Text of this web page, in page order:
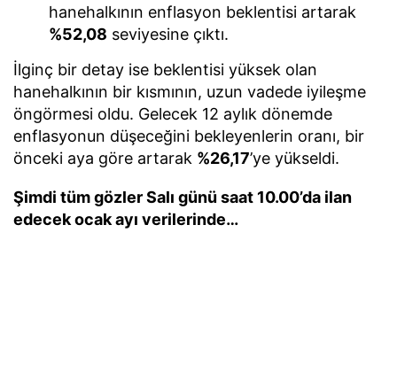
hanehalkının enflasyon beklentisi artarak
%52,08 seviyesine çıktı.
İlginç bir detay ise beklentisi yüksek olan
hanehalkının bir kısmının, uzun vadede iyileşme
öngörmesi oldu. Gelecek 12 aylık dönemde
enflasyonun düşeceğini bekleyenlerin oranı, bir
önceki aya göre artarak %26,17’ye yükseldi.
Şimdi tüm gözler Salı günü saat 10.00’da ilan
edecek ocak ayı verilerinde…